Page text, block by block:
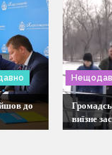
до
виїзне